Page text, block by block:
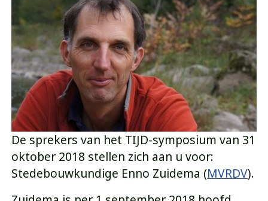
De sprekers van het TIJD-symposium van 31
oktober 2018 stellen zich aan u voor:
Stedebouwkundige Enno Zuidema (MVRDV).